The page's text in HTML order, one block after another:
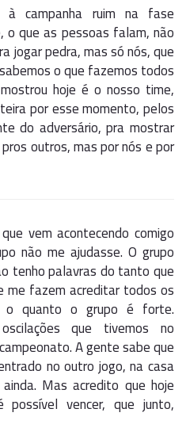
campanha ruim na fase
o que as pessoas falam, não
jogar pedra, mas só nós, que
o que fazemos todos
hoje é o nosso time,
por esse momento, pelos
do adversário, pra mostrar
outros, mas por nós e por
vem acontecendo comigo
não me ajudasse. O grupo
tenho palavras do tanto que
me fazem acreditar todos os
o quanto o grupo é forte.
que tivemos no
A gente sabe que
no outro jogo, na casa
Mas acredito que hoje
vencer, que junto,